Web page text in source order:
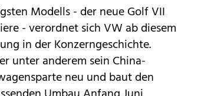
Modells - der neueGolf VII
- verordnet sichVW ab diesem
in der Konzerngeschichte.
unter anderem sein China-
neu und baut den